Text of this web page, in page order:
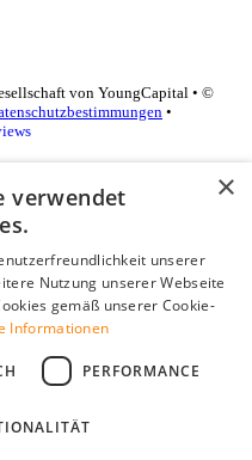
von YoungCapital • ©
•
×
verwendet
unserer
Nutzung unserer Webseite
gemäß unserer Cookie-
Informationen
PERFORMANCE